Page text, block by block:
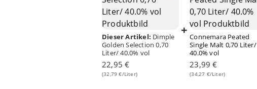
Dieser Artikel: Dimple
Golden Selection 0,70
Liter/ 40.0% vol
22,95 €
(32,79 €/Liter)
+ Connemara Peated
Single Malt 0,70 Liter/
40.0% vol
23,99 €
(34,27 €/Liter)